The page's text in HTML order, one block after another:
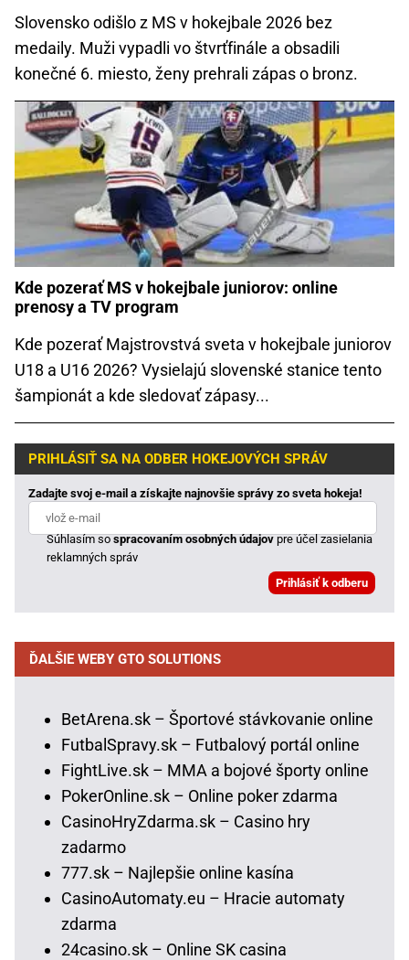
Slovensko odišlo z MS v hokejbale 2026 bez
medaily. Muži vypadli vo štvrťfinále a obsadili
konečné 6. miesto, ženy prehrali zápas o bronz.
Kde pozerať MS v hokejbale juniorov: online
prenosy a TV program
Kde pozerať Majstrovstvá sveta v hokejbale juniorov
U18 a U16 2026? Vysielajú slovenské stanice tento
šampionát a kde sledovať zápasy...
PRIHLÁSIŤ SA NA ODBER HOKEJOVÝCH SPRÁV
Zadajte svoj e-mail a získajte najnovšie správy zo sveta hokeja!
Súhlasím sospracovaním osobných údajovpre účel zasielania
reklamných správ
ĎALŠIE WEBY GTO SOLUTIONS
BetArena.sk – Športové stávkovanie online
FutbalSpravy.sk – Futbalový portál online
FightLive.sk – MMA a bojové športy online
PokerOnline.sk – Online poker zdarma
CasinoHryZdarma.sk – Casino hry
zadarmo
777.sk – Najlepšie online kasína
CasinoAutomaty.eu – Hracie automaty
zdarma
24casino.sk – Online SK casina